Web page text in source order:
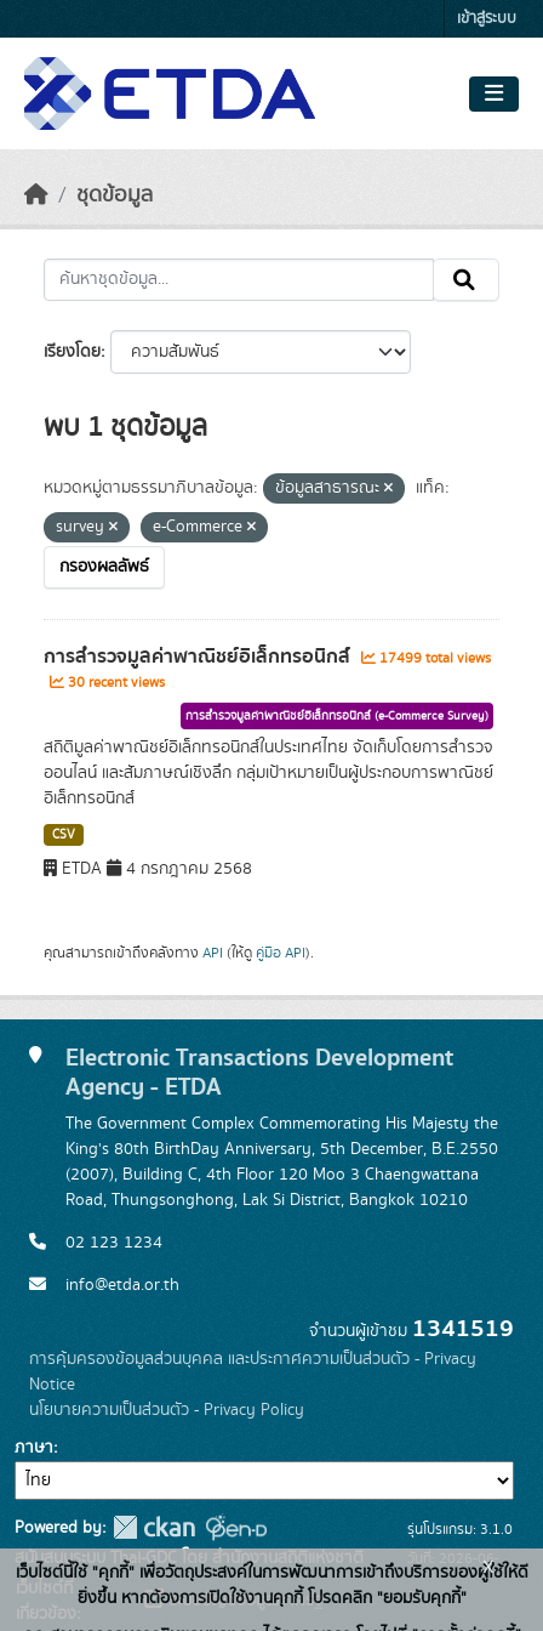
เข้าสู่ระบบ
ชุดข้อมูล
เรียงโดย
พบ 1 ชุดข้อมูล
หมวดหมู่ตามธรรมาภิบาลข้อมูล: ข้อมูลสาธารณะ
แท็ค:
survey
e-Commerce
กรองผลลัพธ์
การสำรวจมูลค่าพาณิชย์อิเล็กทรอนิกส์
17499 total views
30 recent views
การสำรวจมูลค่าพาณิชย์อิเล็กทรอนิกส์ (e-Commerce Survey)
สถิติมูลค่าพาณิชย์อิเล็กทรอนิกส์ในประเทศไทย จัดเก็บโดยการสำรวจ
ออนไลน์ และสัมภาษณ์เชิงลึก กลุ่มเป้าหมายเป็นผู้ประกอบการพาณิชย์
อิเล็กทรอนิกส์
CSV
ETDA 4 กรกฎาคม 2568
คุณสามารถเข้าถึงคลังทาง API (ให้ดู คู่มือ API).
Electronic Transactions Development
Agency - ETDA
The Government Complex Commemorating His Majesty the
King's 80th BirthDay Anniversary, 5th December, B.E.2550
(2007), Building C, 4th Floor 120 Moo 3 Chaengwattana
Road, Thungsonghong, Lak Si District, Bangkok 10210
02 123 1234
info@etda.or.th
จำนวนผู้เข้าชม 1341519
การคุ้มครองข้อมูลส่วนบุคคล และประกาศความเป็นส่วนตัว - Privacy
Notice
นโยบายความเป็นส่วนตัว - Privacy Policy
ภาษา
Powered by:
สนับสนุนระบบ Thai-GDC โดย สำนักงานสถิติแห่งชาติ
เว็บไซต์ที่
เกี่ยวข้อง:
ระบบบัญชีข้อมูลภาครัฐ
รุ่นโปรแกรม: 3.1.0
วันที่: 2026-06-
22
เว็บไซต์นี้ใช้ "คุกกี้" เพื่อวัตถุประสงค์ในการพัฒนาการเข้าถึงบริการของผู้ใช้ให้ดี
ยิ่งขึ้น หากต้องการเปิดใช้งานคุกกี้ โปรดคลิก "ยอมรับคุกกี้"
x